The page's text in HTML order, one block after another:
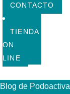
CONTACTO
TIENDA
ON
LINE
Blog de Podoactiva